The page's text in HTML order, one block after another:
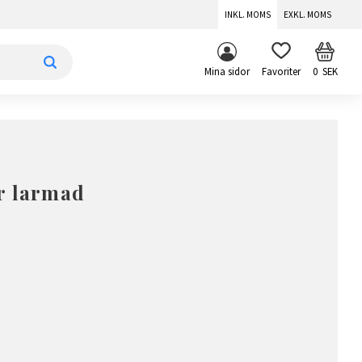
INKL. MOMS EXKL. MOMS
Mina sidor FAVORITER 0SEK
larmad